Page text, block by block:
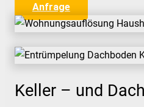
Anfrage
Keller – und